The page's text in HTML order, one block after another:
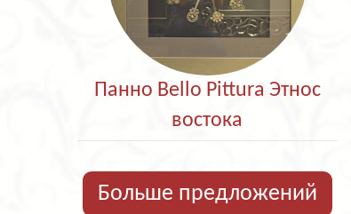
Панно Bello Pittura Этнос
востока
Больше предложений